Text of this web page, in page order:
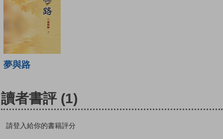
夢與路
讀者書評 (1)
請登入給你的書籍評分